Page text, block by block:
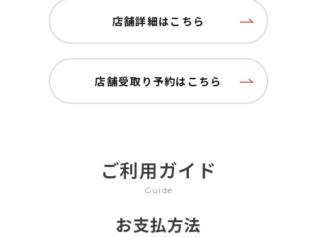
店舗詳細はこちら
店舗受取り予約はこちら
ご利用ガイド
Guide
お支払方法